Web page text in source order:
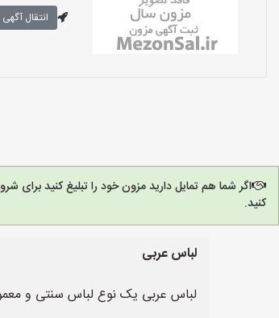
انتقال
اگر شما هم تمایل دارید مزون خود را تبلیغ کنید برای
کنید.
لباس عربی
لباس عربی یک نوع لباس سنتی و